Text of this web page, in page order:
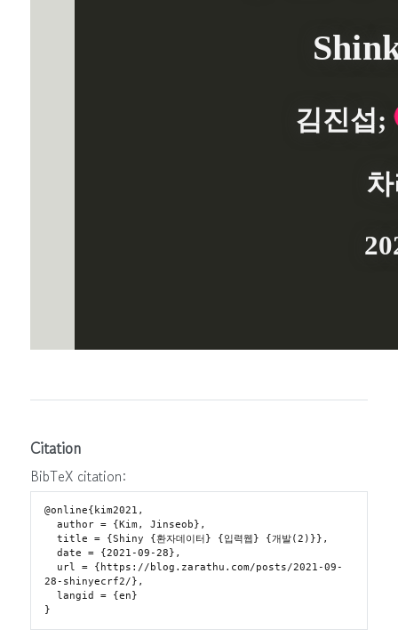
Citation
BibTeX citation:
@online{kim2021,
28-shinyecrf2/},